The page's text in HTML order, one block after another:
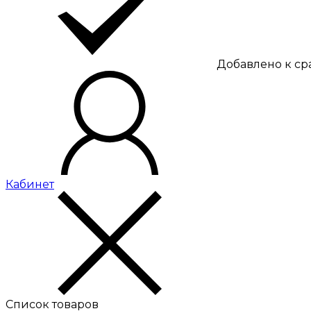
Добавлено к
Кабинет
Список товаров